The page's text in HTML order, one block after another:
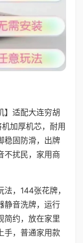
】适配大连穷胡
加厚机芯，耐用
稳固防滑，出牌
不扰民，家用商
，144张花牌，
静音洗牌，运行
简约，放在家里
手，普通家用款